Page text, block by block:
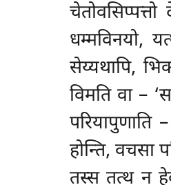
धम्मविनयो,
सेय्यथापि,
विमति वा –
होन्ति, वचसा
तस्स तत्थ न